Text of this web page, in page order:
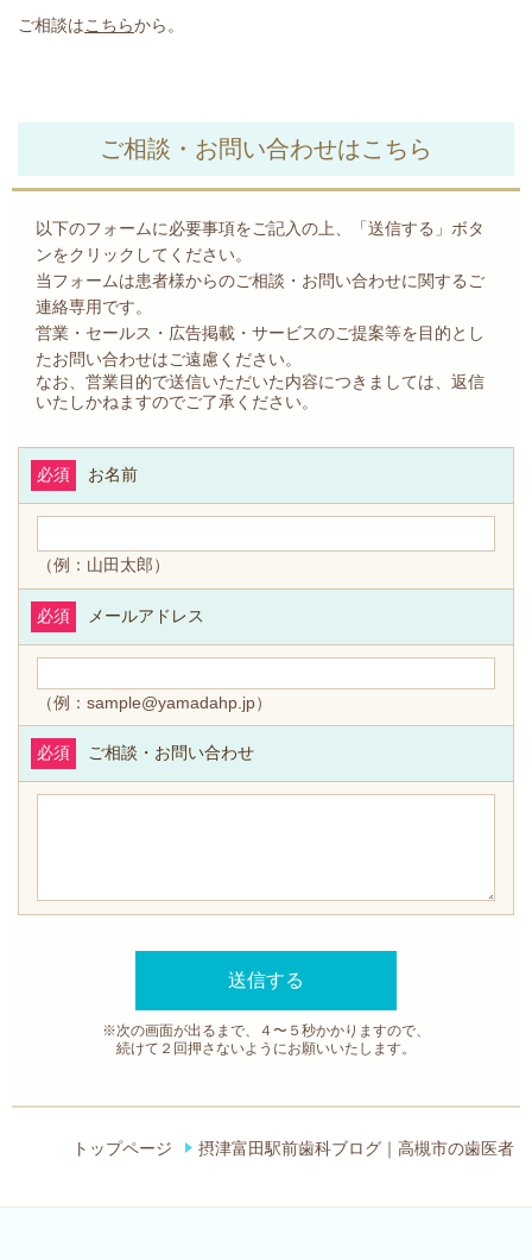
ご相談はこちらから。
ご相談・お問い合わせはこちら
以下のフォームに必要事項をご記入の上、「送信する」ボタ
ンをクリックしてください。
当フォームは患者様からのご相談・お問い合わせに関するご
連絡専用です。
営業・セールス・広告掲載・サービスのご提案等を目的とし
たお問い合わせはご遠慮ください。
なお、営業目的で送信いただいた内容につきましては、返信
いたしかねますのでご了承ください。
お名前
必須
（例：山田太郎）
メールアドレス
必須
（例：sample@yamadahp.jp）
ご相談・お問い合わせ
必須
※次の画面が出るまで、４〜５秒かかりますので、
続けて２回押さないようにお願いいたします。
トップページ 摂津富田駅前歯科ブログ｜高槻市の歯医者